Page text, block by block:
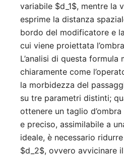
variabile $d_1$, mentre la
esprime la distanza
bordo del modificatore e
cui viene proiettata
L’analisi di questa
chiaramente come
la morbidezza del
su tre parametri distinti;
ottenere un taglio
e preciso, assimilabile a
ideale, è necessario
$d_2$, ovvero avvicinare